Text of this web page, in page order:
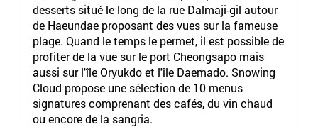
desserts situé le long de la rue Dalmaji-gil autour
de Haeundae proposant des vues sur la fameuse
plage. Quand le temps le permet, il est possible de
profiter de la vue sur le port Cheongsapo mais
aussi sur l'île Oryukdo et l'île Daemado. Snowing
Cloud propose une sélection de 10 menus
signatures comprenant des cafés, du vin chaud
ou encore de la sangria.